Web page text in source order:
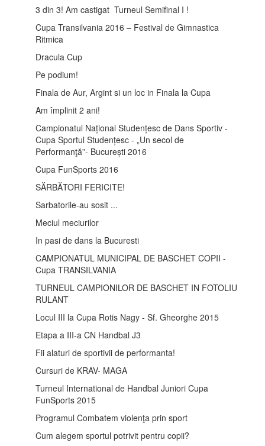
3 din 3! Am castigat Turneul Semifinal I !
Cupa Transilvania 2016 – Festival de Gimnastica
Ritmica
Dracula Cup
Pe podium!
Finala de Aur, Argint si un loc in Finala la Cupa
Am împlinit 2 ani!
Campionatul Național Studențesc de Dans Sportiv -
Cupa Sportul Studențesc - „Un secol de
Performanţă”- București 2016
Cupa FunSports 2016
SĂRBĂTORI FERICITE!
Sarbatorile-au sosit ...
Meciul meciurilor
In pasi de dans la Bucuresti
CAMPIONATUL MUNICIPAL DE BASCHET COPII -
Cupa TRANSILVANIA
TURNEUL CAMPIONILOR DE BASCHET IN FOTOLIU
RULANT
Locul III la Cupa Rotis Nagy - Sf. Gheorghe 2015
Etapa a III-a CN Handbal J3
Fii alaturi de sportivii de performanta!
Cursuri de KRAV- MAGA
Turneul International de Handbal Juniori Cupa
FunSports 2015
Programul Combatem violenţa prin sport
Cum alegem sportul potrivit pentru copii?